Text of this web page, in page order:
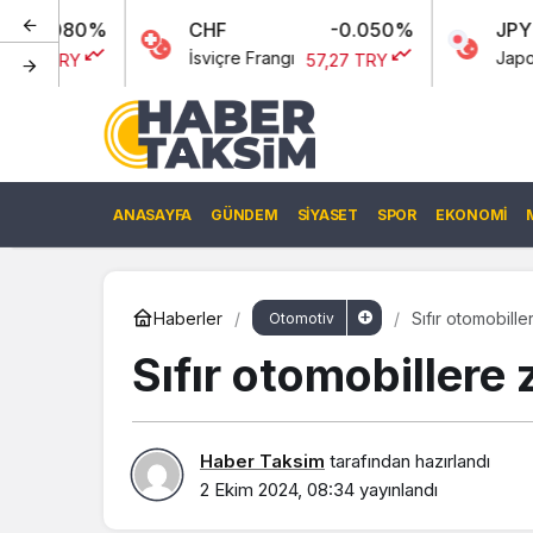
CHF
İsviçre Frangı 57,27 TRY
JPY
Japon Yeni
ANASAYFA GÜNDEM SIYASET SPOR EKONOMI
Haberler Otomotiv Sıfır
Sıfır
Haber Taksim tarafından hazırlandı
2 Ekim 2024, 08:34 yayınlandı